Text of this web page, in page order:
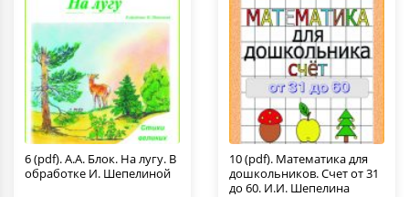
6 (pdf). А.А. Блок. На лугу. В
обработке И. Шепелиной
10 (pdf). Математика для
дошкольников. Счет от 31
до 60. И.И. Шепелина